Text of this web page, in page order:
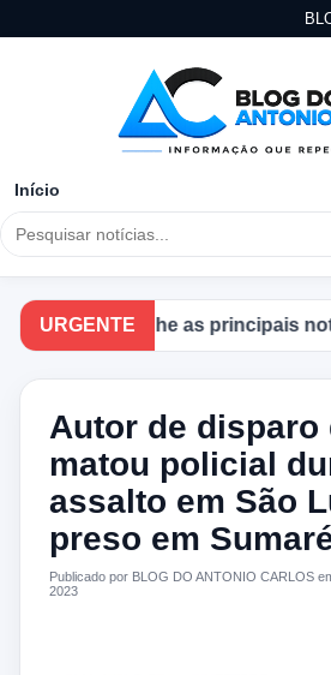
Início
URGENTE
Acompanhe as principais
Autor de disparo
matou policial
assalto em São
preso em
Publicado por BLOG DO ANTONIO CARLOS
2023